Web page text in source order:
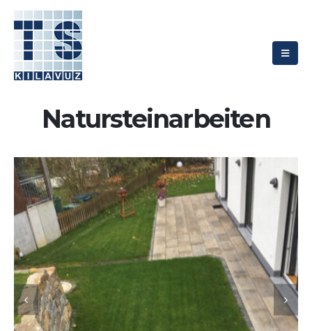
Natursteinarbeiten